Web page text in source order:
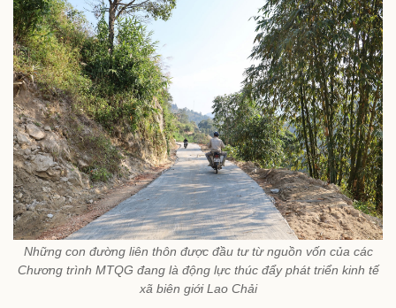
Những con đường liên thôn được đầu tư từ nguồn vốn của các
Chương trình MTQG đang là động lực thúc đẩy phát triển kinh tế
xã biên giới Lao Chải